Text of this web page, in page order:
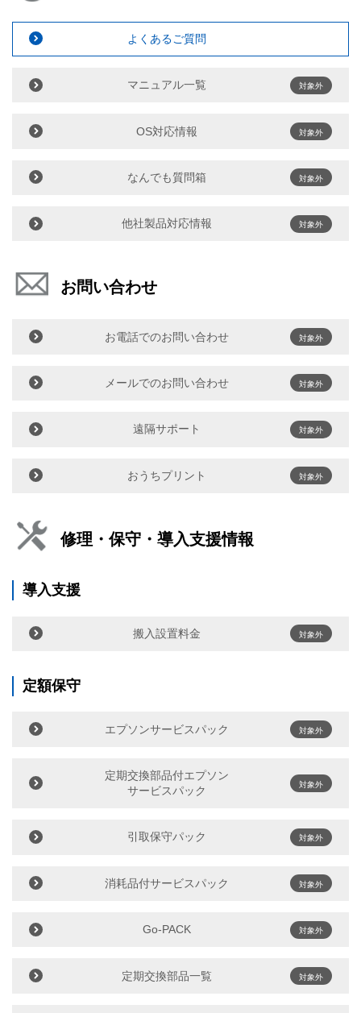
よくあるご質問
マニュアル一覧 対象外
OS対応情報 対象外
なんでも質問箱 対象外
他社製品対応情報 対象外
お問い合わせ
お電話でのお問い合わせ 対象外
メールでのお問い合わせ 対象外
遠隔サポート 対象外
おうちプリント 対象外
修理・保守・導入支援情報
導入支援
搬入設置料金 対象外
定額保守
エプソンサービスパック 対象外
定期交換部品付エプソン
サービスパック
対象外
引取保守パック 対象外
消耗品付サービスパック 対象外
Go-PACK 対象外
定期交換部品一覧 対象外